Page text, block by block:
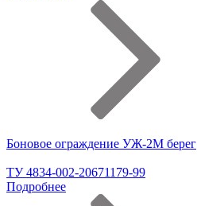
Боновое ограждение УЖ-2М берег
ТУ 4834-002-20671179-99
Подробнее